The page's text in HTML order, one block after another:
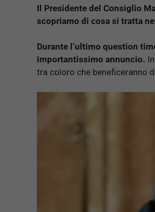
Il Presidente del Consiglio
scopriamo di cosa si tratta
Durante l’ultimo question
importantissimo annuncio.
tra coloro che beneficeranno